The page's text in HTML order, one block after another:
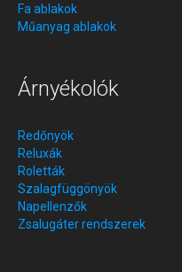
Fa ablakok
Műanyag ablakok
Árnyékolók
Redőnyök
Reluxák
Roletták
Szalagfüggönyök
Napellenzők
Zsalugáter rendszerek